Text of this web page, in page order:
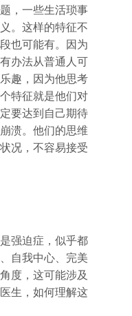
，一些生活琐事
。这样的特征不
也可能有。因为
办法从普通人可
趣，因为他思考
特征就是他们对
要达到自己期待
溃。他们的思维
况，不容易接受
强迫症，似乎都
自我中心、完美
度，这可能涉及
生，如何理解这